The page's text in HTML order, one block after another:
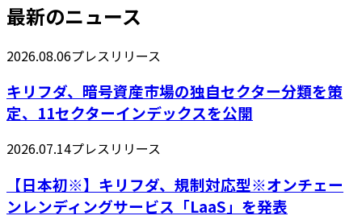
最新のニュース
2026.08.06プレスリリース
キリフダ、暗号資産市場の独自セクター分類を策
定、11セクターインデックスを公開
2026.07.14プレスリリース
【日本初※】キリフダ、規制対応型※オンチェー
ンレンディングサービス「LaaS」を発表